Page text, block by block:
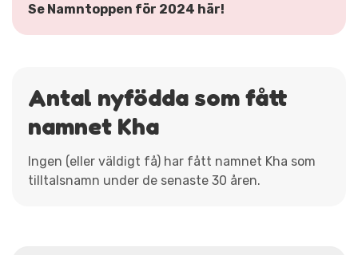
Se Namntoppen för 2024 här!
Antal nyfödda som fått
namnet Kha
Ingen (eller väldigt få) har fått namnet Kha som
tilltalsnamn under de senaste 30 åren.